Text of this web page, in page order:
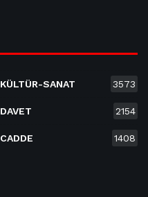
KÜLTÜR-SANAT 3573
DAVET 2154
CADDE 1408